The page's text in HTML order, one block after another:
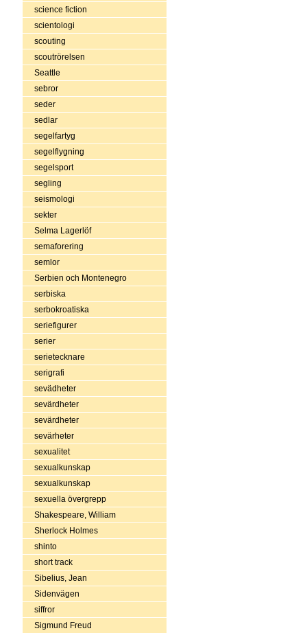
science fiction
scientologi
scouting
scoutrörelsen
Seattle
sebror
seder
sedlar
segelfartyg
segelflygning
segelsport
segling
seismologi
sekter
Selma Lagerlöf
semaforering
semlor
Serbien och Montenegro
serbiska
serbokroatiska
seriefigurer
serier
serietecknare
serigrafi
sevädheter
sevärdheter
sevärdheter
sevärheter
sexualitet
sexualkunskap
sexualkunskap
sexuella övergrepp
Shakespeare, William
Sherlock Holmes
shinto
short track
Sibelius, Jean
Sidenvägen
siffror
Sigmund Freud